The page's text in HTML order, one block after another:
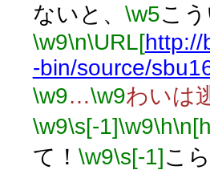
ないと、 \w5こ
\w9\n\URL[http://
-bin/source/
\w9…\w9わいは
\w9\s[-1]\w9\h
て！ \w9\s[-1]こ